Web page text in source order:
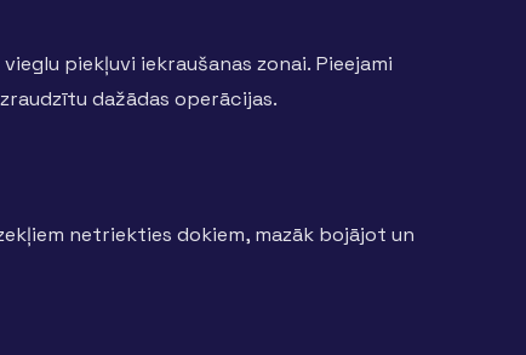
piekļuvi iekraušanas zonai. Pieejami
dažādas operācijas.
netriekties dokiem, mazāk bojājot un